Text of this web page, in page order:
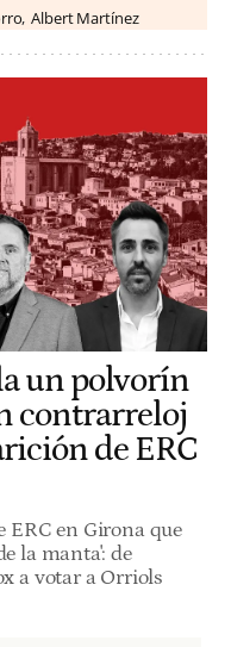
Albert Martínez
un polvorín
contrarreloj
de ERC
ERC en Girona que
la manta': de
a votar a Orriols